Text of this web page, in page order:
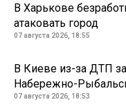
В Харькове
атаковать город
07 августа 2026, 18:55
В Киеве из-за ДТП
Набережно-
07 августа 2026, 18:53